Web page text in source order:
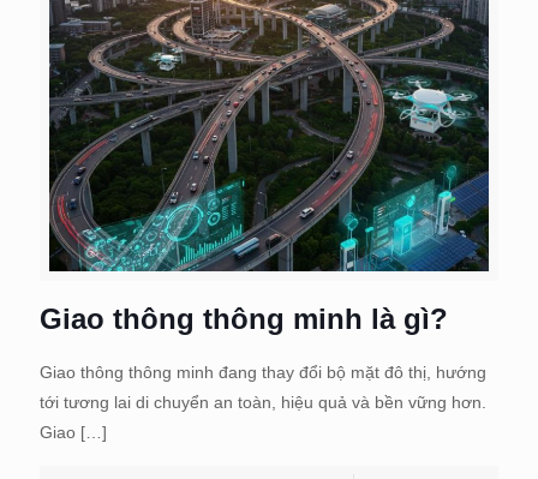
Giao thông thông minh là gì?
Giao thông thông minh đang thay đổi bộ mặt đô thị, hướng
tới tương lai di chuyển an toàn, hiệu quả và bền vững hơn.
Giao […]